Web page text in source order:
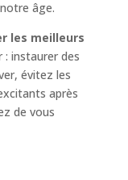
âge.
les meilleurs
: instaurer des
évitez les
après
de vous